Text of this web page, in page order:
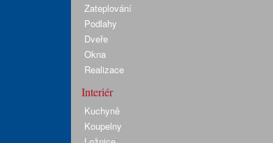
Zateplování
Podlahy
Dveře
Okna
Realizace
Interiér
Kuchyně
Koupelny